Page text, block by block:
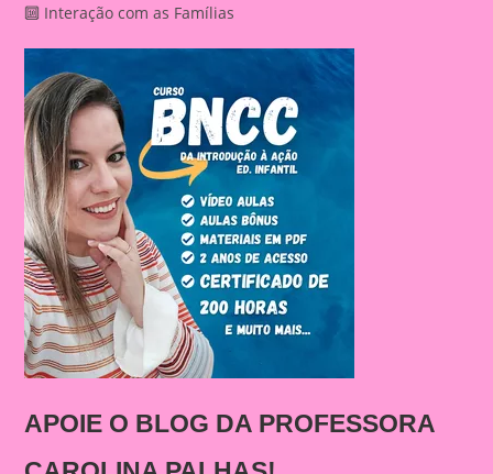
🔟 Interação com as Famílias
APOIE O BLOG DA PROFESSORA